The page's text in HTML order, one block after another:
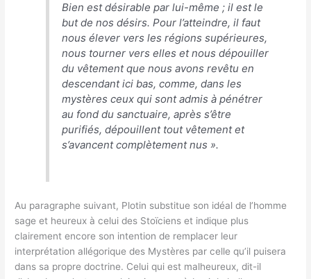
Bien est désirable par lui-même ; il est le
but de nos désirs. Pour l’atteindre, il faut
nous élever vers les régions supérieures,
nous tourner vers elles et nous dépouiller
du vêtement que nous avons revêtu en
descendant ici bas, comme, dans les
mystères ceux qui sont admis à pénétrer
au fond du sanctuaire, après s’être
purifiés, dépouillent tout vêtement et
s’avancent complètement nus ».
Au paragraphe suivant, Plotin substitue son idéal de l’homme
sage et heureux à celui des Stoïciens et indique plus
clairement encore son intention de remplacer leur
interprétation allégorique des Mystères par celle qu’il puisera
dans sa propre doctrine. Celui qui est malheureux, dit-il